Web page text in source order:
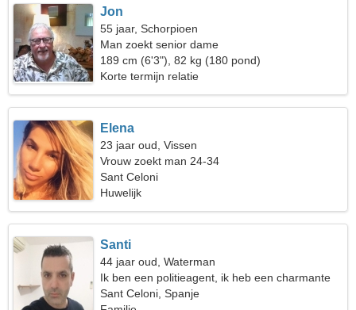
Jon
55 jaar, Schorpioen
Man zoekt senior dame
189 cm (6'3"), 82 kg (180 pond)
Korte termijn relatie
Elena
23 jaar oud, Vissen
Vrouw zoekt man 24-34
Sant Celoni
Huwelijk
Santi
44 jaar oud, Waterman
Ik ben een politieagent, ik heb een charmante
vrouw nodig
Sant Celoni, Spanje